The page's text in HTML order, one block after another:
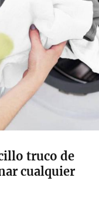
truco de
cualquier